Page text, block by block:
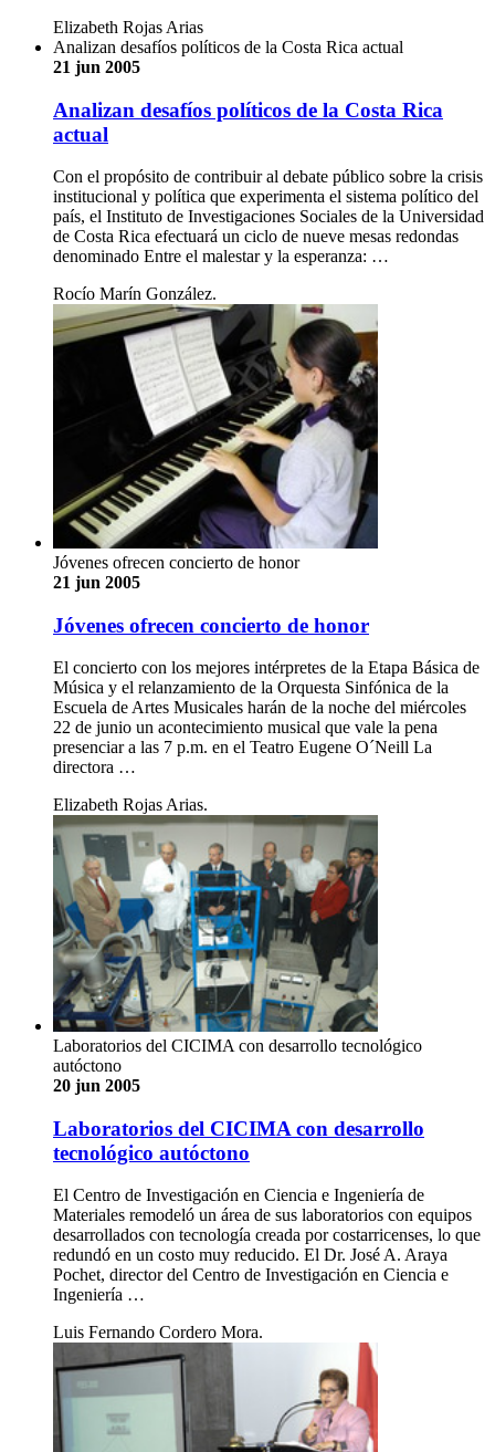
Elizabeth Rojas Arias
Analizan desafíos políticos de la Costa Rica actual
21 jun 2005
Analizan desafíos políticos de la Costa Rica
actual
Con el propósito de contribuir al debate público sobre la crisis
institucional y política que experimenta el sistema político del
país, el Instituto de Investigaciones Sociales de la Universidad
de Costa Rica efectuará un ciclo de nueve mesas redondas
denominado Entre el malestar y la esperanza: …
Rocío Marín González.
Jóvenes ofrecen concierto de honor
21 jun 2005
Jóvenes ofrecen concierto de honor
El concierto con los mejores intérpretes de la Etapa Básica de
Música y el relanzamiento de la Orquesta Sinfónica de la
Escuela de Artes Musicales harán de la noche del miércoles
22 de junio un acontecimiento musical que vale la pena
presenciar a las 7 p.m. en el Teatro Eugene O´Neill La
directora …
Elizabeth Rojas Arias.
Laboratorios del CICIMA con desarrollo tecnológico
autóctono
20 jun 2005
Laboratorios del CICIMA con desarrollo
tecnológico autóctono
El Centro de Investigación en Ciencia e Ingeniería de
Materiales remodeló un área de sus laboratorios con equipos
desarrollados con tecnología creada por costarricenses, lo que
redundó en un costo muy reducido. El Dr. José A. Araya
Pochet, director del Centro de Investigación en Ciencia e
Ingeniería …
Luis Fernando Cordero Mora.